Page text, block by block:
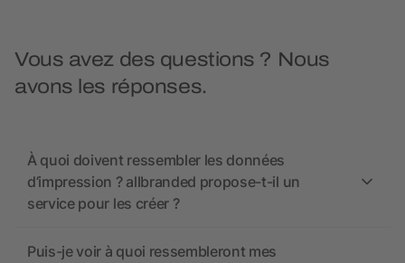
Vous avez des questions ? Nous
avons les réponses.
À quoi doivent ressembler les données
d’impression ? allbranded propose-t-il un
service pour les créer ?
Puis-je voir à quoi ressembleront mes